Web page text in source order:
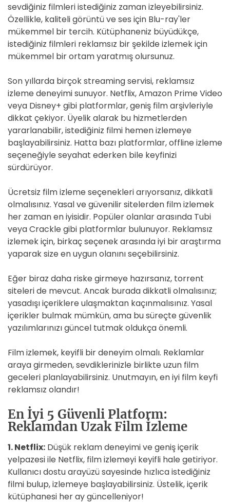
sevdiğiniz filmleri istediğiniz zaman izleyebilirsiniz.
Özellikle, kaliteli görüntü ve ses için Blu-ray'ler
mükemmel bir tercih. Kütüphaneniz büyüdükçe,
istediğiniz filmleri reklamsız bir şekilde izlemek için
mükemmel bir ortam yaratmış olursunuz.
Son yıllarda birçok streaming servisi, reklamsız
izleme deneyimi sunuyor. Netflix, Amazon Prime Video
veya Disney+ gibi platformlar, geniş film arşivleriyle
dikkat çekiyor. Üyelik alarak bu hizmetlerden
yararlanabilir, istediğiniz filmi hemen izlemeye
başlayabilirsiniz. Hatta bazı platformlar, offline izleme
seçeneğiyle seyahat ederken bile keyfinizi
sürdürüyor.
Ücretsiz film izleme seçenekleri arıyorsanız, dikkatli
olmalısınız. Yasal ve güvenilir sitelerden film izlemek
her zaman en iyisidir. Popüler olanlar arasında Tubi
veya Crackle gibi platformlar bulunuyor. Reklamsız
izlemek için, birkaç seçenek arasında iyi bir araştırma
yaparak size en uygun olanını seçebilirsiniz.
Eğer biraz daha riske girmeye hazırsanız, torrent
siteleri de mevcut. Ancak burada dikkatli olmalısınız;
yasadışı içeriklere ulaşmaktan kaçınmalısınız. Yasal
içerikler bulmak mümkün, ama bu süreçte güvenlik
yazılımlarınızı güncel tutmak oldukça önemli.
Film izlemek, keyifli bir deneyim olmalı. Reklamlar
araya girmeden, sevdiklerinizle birlikte uzun film
geceleri planlayabilirsiniz. Unutmayın, en iyi film keyfi
reklamsız olandır!
En İyi 5 Güvenli Platform:
Reklamdan Uzak Film İzleme
1. Netflix: Düşük reklam deneyimi ve geniş içerik
yelpazesi ile Netflix, film izlemeyi keyifli hale getiriyor.
Kullanıcı dostu arayüzü sayesinde hızlıca istediğiniz
filmi bulup, izlemeye başlayabilirsiniz. Üstelik, içerik
kütüphanesi her ay güncelleniyor!